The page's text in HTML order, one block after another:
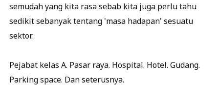
semudah yang kita rasa sebab kita juga perlu tahu
sedikit sebanyak tentang 'masa hadapan' sesuatu
sektor.
Pejabat kelas A. Pasar raya. Hospital. Hotel. Gudang.
Parking space. Dan seterusnya.